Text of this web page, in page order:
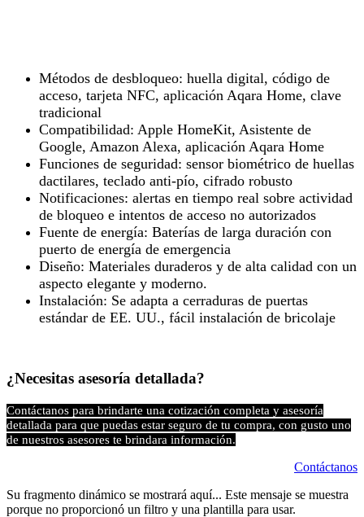
Métodos de desbloqueo: huella digital, código de
acceso, tarjeta NFC, aplicación Aqara Home, clave
tradicional
Compatibilidad: Apple HomeKit, Asistente de
Google, Amazon Alexa, aplicación Aqara Home
Funciones de seguridad: sensor biométrico de huellas
dactilares, teclado anti-pío, cifrado robusto
Notificaciones: alertas en tiempo real sobre actividad
de bloqueo e intentos de acceso no autorizados
Fuente de energía: Baterías de larga duración con
puerto de energía de emergencia
Diseño: Materiales duraderos y de alta calidad con un
aspecto elegante y moderno.
Instalación: Se adapta a cerraduras de puertas
estándar de EE. UU., fácil instalación de bricolaje
¿Necesitas asesoría detallada?
Contáctanos para brindarte una cotización completa y asesoría
detallada para que puedas estar seguro de tu compra, con gusto uno
de nuestros asesores te brindara información.
Contáctanos
Su fragmento dinámico se mostrará aquí... Este mensaje se muestra
porque no proporcionó un filtro y una plantilla para usar.